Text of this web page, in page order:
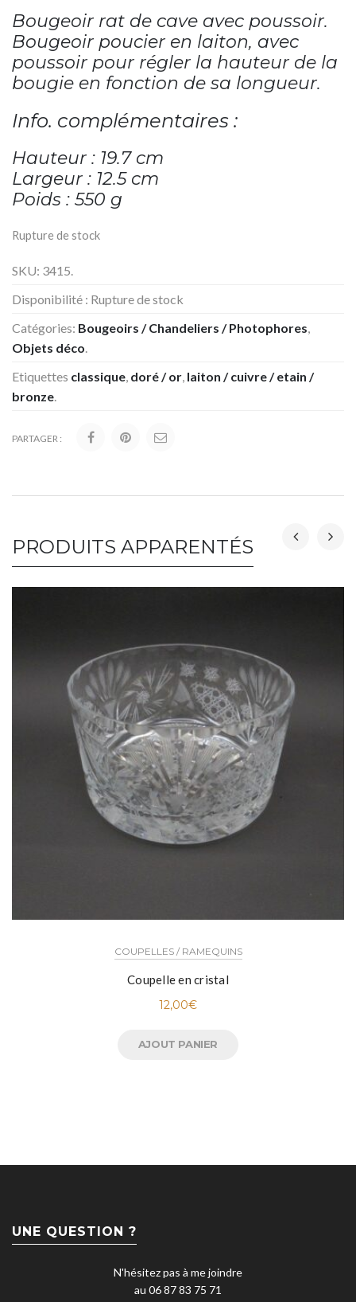
Bougeoir rat de cave avec poussoir.
Bougeoir poucier en laiton, avec
poussoir pour régler la hauteur de la
bougie en fonction de sa longueur.
Info. complémentaires :
Hauteur : 19.7 cm
Largeur : 12.5 cm
Poids : 550 g
Rupture de stock
SKU: 3415
Disponibilité : Rupture de stock
Catégories: Bougeoirs / Chandeliers / Photophores
Objets déco
Etiquettes classique doré / or laiton / cuivre / etain /
bronze
PARTAGER :
PRODUITS APPARENTÉS
COUPELLES / RAMEQUINS
Coupelle en cristal
12,00€
AJOUT PANIER
UNE QUESTION ?
N'hésitez pas à me joindre
au 06 87 83 75 71